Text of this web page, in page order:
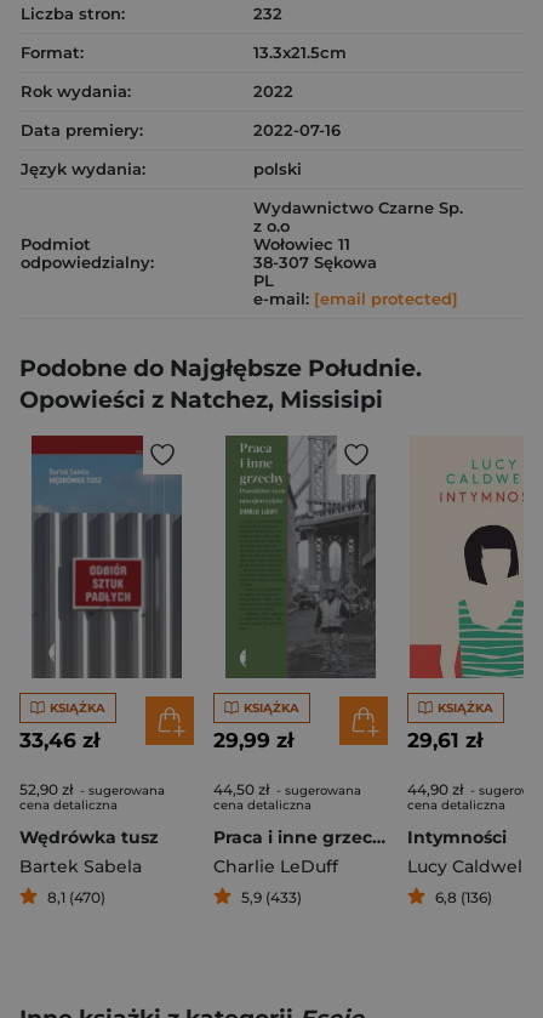
Liczba stron:
232
Format:
13.3x21.5cm
Rok wydania:
2022
Data premiery:
2022-07-16
Język wydania:
polski
Podmiot
odpowiedzialny:
Wydawnictwo Czarne Sp.
z o.o
Wołowiec 11
38-307 Sękowa
PL
e-mail: [email protected]
Podobne do Najgłębsze Południe.
Opowieści z Natchez, Missisipi
KSIĄŻKA
33,46 zł
52,90 zł - sugerowana
cena detaliczna
Wędrówka tusz
Bartek Sabela
8,1 (470)
KSIĄŻKA
29,99 zł
44,50 zł - sugerowana
cena detaliczna
Praca i inne grzechy. Prawdziwe życie nowojorczyków
Charlie LeDuff
5,9 (433)
KSIĄŻKA
29,61 zł
44,90 zł -
cena detaliczna
Intymności
Lucy Caldwell
6,8 (136)